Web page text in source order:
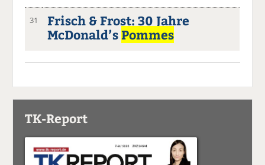
31
Frisch & Frost: 30 Jahre
McDonald’sPommes
TK-Report